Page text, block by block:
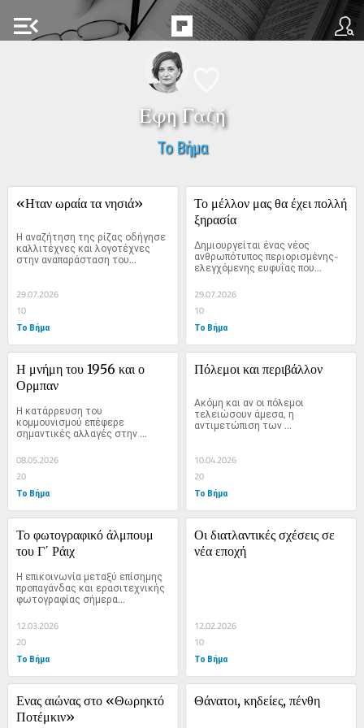
menu_open
Εφη Γαζή
Το Βήμα
«Ηταν ωραία τα νησιά»
Η αναζήτηση της ρίζας οδήγησε
καλλιτέχνες και λογοτέχνες
στην αναπαράσταση του...
29.07.2026
10
Το Βήμα
Το μέλλον μας θα έχει πολλή
ξηρασία
Δημιουργείται ένας νέος
ανθρωπότυπος περιορισμένης-
ελεγχόμενης ευφυΐας που...
29.07.2026
10
Το Βήμα
Η μνήμη του 1956 και ο
Ορμπαν
Η κατάρρευση του
κομμουνισμού επέφερε
σημαντικές αλλαγές στην
ιστορική αφήγηση...
08.05.2026
20
Το Βήμα
Πόλεμοι και περιβάλλον
Ακόμη και αν οι πόλεμοι
τελειώσουν άμεσα, η
αντιμετώπιση των
περιβαλλοντικών...
10.04.2026
20
Το Βήμα
Το φωτογραφικό άλμπουμ
του Γ΄ Ράιχ
Η επικοινωνία μεταξύ επίσημης
προπαγάνδας και ερασιτεχνικής
φωτογραφίας σήμερα...
12.03.2026
20
Το Βήμα
Οι διατλαντικές σχέσεις σε
νέα εποχή
12.02.2026
10
Το Βήμα
Ενας αιώνας στο «Θωρηκτό
Ποτέμκιν»
Θάνατοι, κηδείες, πένθη